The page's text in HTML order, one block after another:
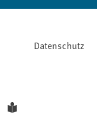
Datenschutz